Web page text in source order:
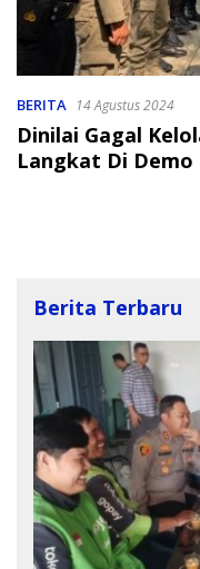
BERITA 14 Agustus 2024
Dinilai Gagal
Langkat Di Demo
Berita Terbaru